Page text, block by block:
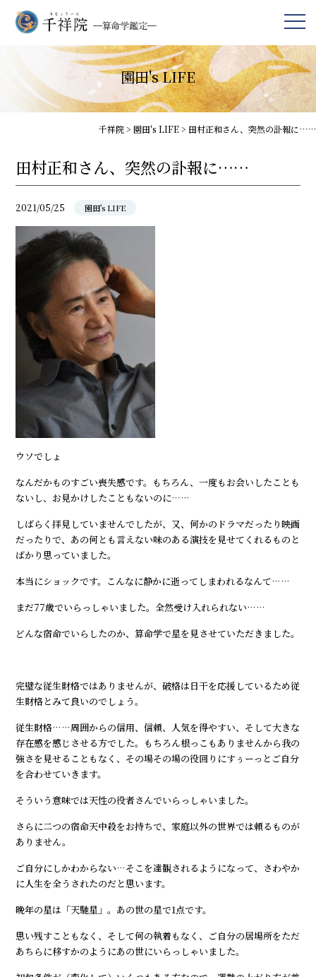
園田's LIFE
千祥院> 園田's LIFE> 田村正和さん、突然の訃報に……
田村正和さん、突然の訃報に……
2021/05/25 園田's LIFE
ウソでしょ⁇
なんだかものすごい喪失感です。もちろん、一度もお会いしたことも
ないし、お見かけしたこともないのに……
しばらく拝見していませんでしたが、又、何かのドラマだったり映画
だったりで、あの何とも言えない味のある演技を見せてくれるものと
ばかり思っていました。
本当にショックです。こんなに静かに逝ってしまわれるなんて……
まだ77歳でいらっしゃいました。全然受け入れられない……
どんな宿命でいらしたのか、算命学で星を見させていただきました。
完璧な従生財格ではありませんが、破格は日干を応援しているため従
生財格とみて良いのでしょう。
従生財格……周囲からの信用、信頼、人気を得やすい、そして大きな
存在感を感じさせる方でした。もちろん根っこもありませんから我の
強さを見せることもなく、その場その場の役回りにすぅーっとご自分
を合わせていきます。
そういう意味では天性の役者さんでいらっしゃいました。
さらに二つの宿命天中殺をお持ちで、家庭以外の世界では頼るものが
ありません。
ご自分にしかわからない…そこを達観されるようになって、さわやか
に人生を全うされたのだと思います。
晩年の星は「天馳星」。あの世の星で1点です。
思い残すこともなく、そして何の執着もなく、ご自分の居場所をただ
あちらに移すかのようにあの世にいらっしゃいました。